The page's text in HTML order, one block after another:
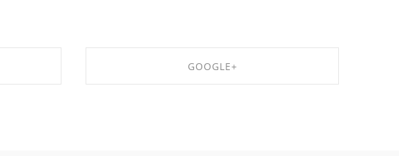
GOOGLE+